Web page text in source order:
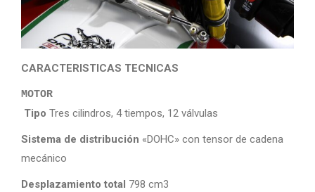
CARACTERISTICAS TECNICAS
MOTOR
Tipo Tres cilindros, 4 tiempos, 12 válvulas
Sistema de distribución «DOHC» con tensor de cadena
mecánico
Desplazamiento total 798 cm3